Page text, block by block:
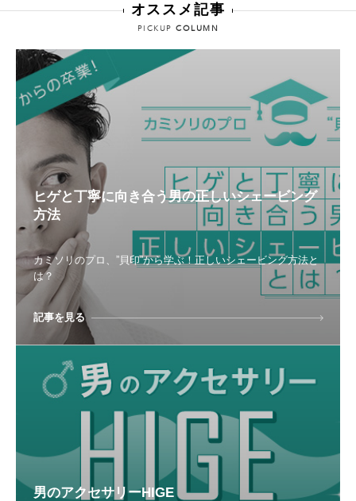
オススメ記事
PICKUPCOLUMN
ヒゲと丁寧に向き合う男の正しいシェービング
方法
カミソリのプロ、”貝印”から学ぶ！正しいシェービング方法と
は？
記事を見る
男のアクセサリーHIGE